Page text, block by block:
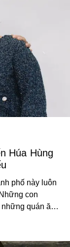
Húa Hùng
phố này luôn
con
quán ăn
điều
lỗi thời.